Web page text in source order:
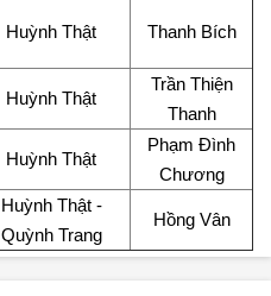
Huỳnh Thật Thanh Bích
Huỳnh Thật
Trần Thiện
Thanh
Huỳnh Thật
Phạm Đình
Chương
Huỳnh Thật -
Quỳnh Trang
Hồng Vân